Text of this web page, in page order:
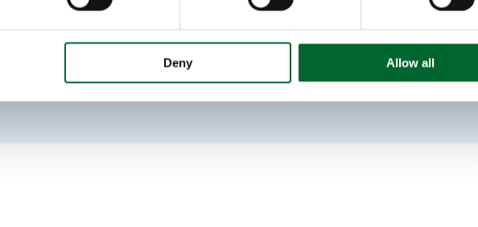
Deny Allow all